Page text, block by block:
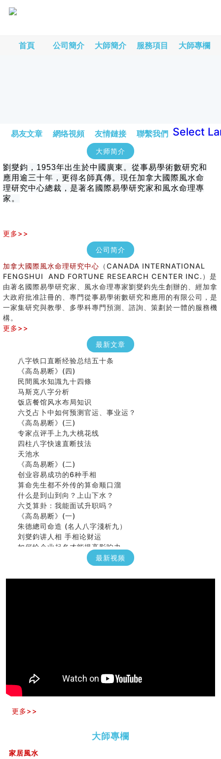
首頁 公司簡介 大師簡介 服務項目 大師專欄
易友文章 網络視頻 友情鏈接 聯繫我們 Select
大师简介
劉燮鈞，1953年出生於中國廣東。從事易學術數研究和
應用逾三十年，更得名師真傳。現任加拿大國際風水命
理研究中心總裁，是著名國際易學研究家和風水命理專
家。
更多>>
公司简介
加拿大國際風水命理研究中心 （CANADA INTERNATIONAL
FENGSHUI AND FORTUNE RESEARCH CENTER INC.）是
由著名國際易學研究家、風水命理專家劉燮鈞先生創辦的、經加拿
大政府批准註冊的、專門從事易學術數研究和應用的有限公司，是
一家集研究與教學、多學科專門預測、諮詢、策劃於一體的服務機
構。
更多>>
最新文章
八字铁口直断经验总结五十条
《高岛易断》(四)
民間風水知識九十四條
马斯克八字分析
饭店餐馆风水布局知识
六爻占卜中如何预测官运、事业运？
《高岛易断》(三)
专家点评手上九大桃花线
四柱八字快速直断技法
天池水
《高岛易断》(二)
创业容易成功的6种手相
算命先生都不外传的算命顺口溜
什么是到山到向？上山下水？
六爻算卦：我能面试升职吗？
《高岛易断》(一)
朱德總司命造 (名⼈⼋字淺析九）
刘燮鈞讲人相 手相论财运
如何给企业起名才能提高影响力
同年同月同日同时同地生命运为何却完全不同？
姓名字义玄机藏凶吉
玄空本义(十)
四墓库真诠
精选1500个五行属金的字
玄空本义(九)
最新视频
更多>>
大師專欄
家居風水